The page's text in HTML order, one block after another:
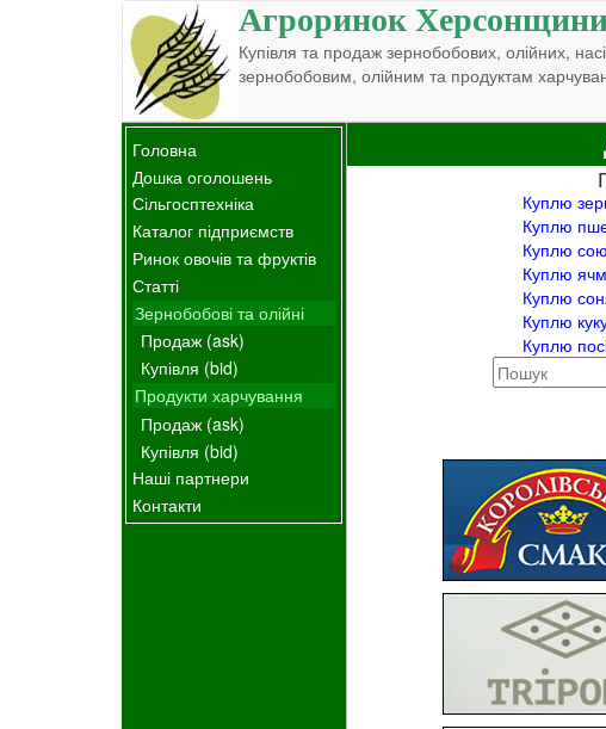
Агроринок
Купівля та продаж зернобобових, олійних,
зернобобовим, олійним та продуктам
Головна
Дошка оголошень
Сільгосптехніка
Каталог підприємств
Ринок овочів та фруктів
Статті
Зернобобові та олійні
Продаж (ask)
Купівля (bid)
Продукти харчування
Продаж (ask)
Купівля (bid)
Наші партнери
Контакти
Куплю
Куплю
Куплю сою
Куплю
Куплю
Куплю
Куплю